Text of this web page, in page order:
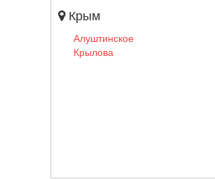
Крым
Алуштинское
Крылова